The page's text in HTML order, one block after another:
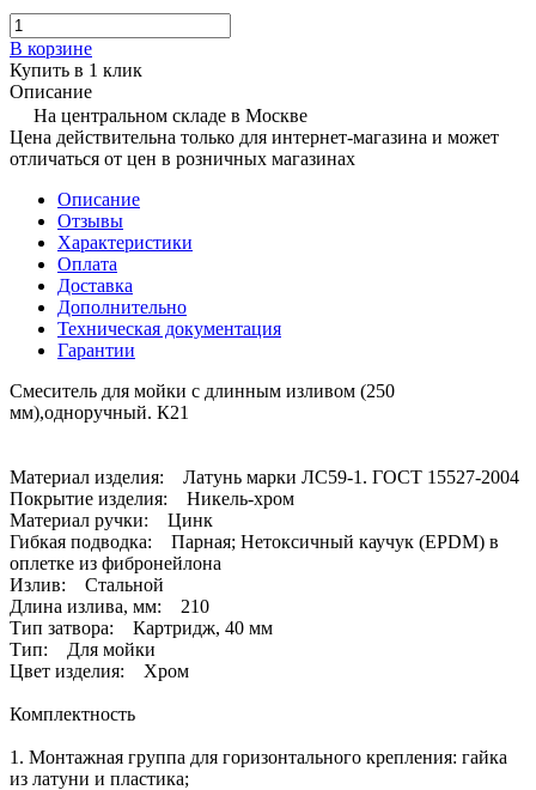
В корзине
Купить в 1 клик
Описание
На центральном складе в Москве
Цена действительна только для интернет-магазина и может
отличаться от цен в розничных магазинах
Описание
Отзывы
Характеристики
Оплата
Доставка
Дополнительно
Техническая документация
Гарантии
Смеситель для мойки с длинным изливом (250
мм),одноручный. К21
Материал изделия: Латунь марки ЛС59-1. ГОСТ 15527-2004
Покрытие изделия: Никель-хром
Материал ручки: Цинк
Гибкая подводка: Парная; Нетоксичный каучук (EPDM) в
оплетке из фибронейлона
Излив: Стальной
Длина излива, мм: 210
Тип затвора: Картридж, 40 мм
Тип: Для мойки
Цвет изделия: Хром
Комплектность
1. Монтажная группа для горизонтального крепления: гайка
из латуни и пластика;